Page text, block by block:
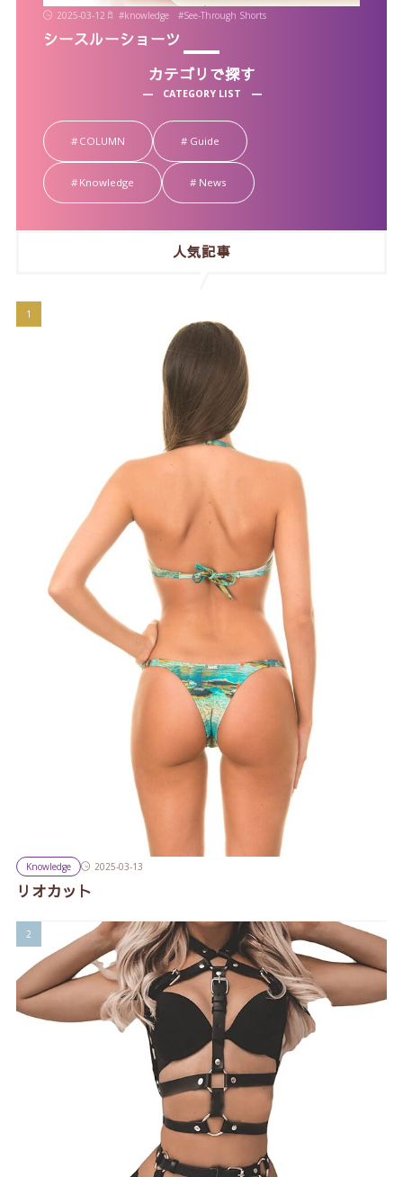
2025-03-12 #knowledge #See-Through Shorts
シースルーショーツ
カテゴリで探す
CATEGORY LIST
COLUMN Guide
Knowledge News
人気記事
Knowledge 2025-03-13
リオカット